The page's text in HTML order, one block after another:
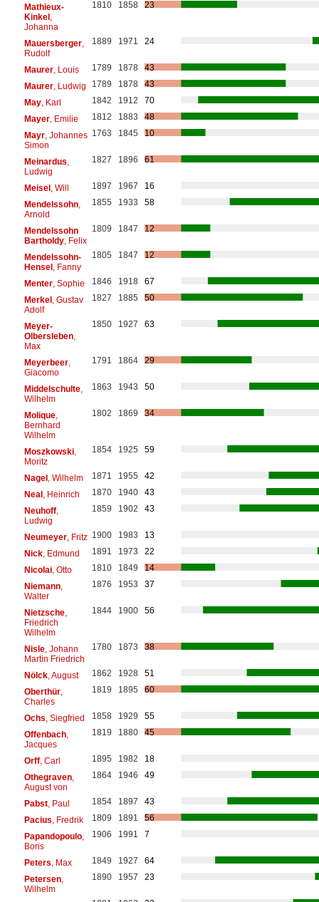
Mathieux-
Kinkel,
Johanna
1810 1858 23
Mauersberger,
Rudolf
1889 1971 24
Maurer, Louis 1789 1878
43
Maurer, Ludwig 1789 1878
43
May, Karl 1842 1912
70
Mayer, Emilie 1812 1883
48
Mayr, Johannes
Simon
1763 1845 10
Meinardus
Ludwig
1827 1896 61
Meisel, Will 1897 1967
16
Mendelssohn,
Arnold
1855 1933 58
Mendelssohn
Bartholdy, Felix
1809 1847 12
Mendelssohn-
Hensel, Fanny
1805 1847 12
Menter, Sophie 1846 1918
67
Merkel, Gustav
Adolf
1827 1885 50
Meyer-
Olbersleben,
Max
1850 1927 63
Meyerbeer,
Giacomo
1791 1864 29
Middelschulte,
Wilhelm
1863 1943 50
Molique,
Bernhard
Wilhelm
1802 1869 34
Moszkowski,
Moritz
1854 1925 59
Nagel, Wilhelm 1871 1955
42
Neal, Heinrich 1870 1940
43
Neuhoff,
Ludwig
1859 1902 43
Neumeyer, Fritz 1900 1983
13
Nick, Edmund 1891 1973
22
Nicolai, Otto 1810 1849
14
Niemann,
Walter
1876 1953 37
Nietzsche,
Friedrich
Wilhelm
1844 1900 56
Nisle, Johann
Martin Friedrich
1780 1873 38
Nölck, August 1862 1928
51
Oberthür,
Charles
1819 1895 60
Ochs , Siegfried 1858 1929
55
Offenbach,
Jacques
1819 1880 45
Orff, Carl 1895 1982
18
Othegraven,
August von
1864 1946 49
Pabst, Paul 1854 1897
43
Pacius , Fredrik 1809 1891
56
Papandopoulo,
Boris
1906 1991 7
Peters , Max 1849 1927
64
Petersen,
Wilhelm
1890 1957 23